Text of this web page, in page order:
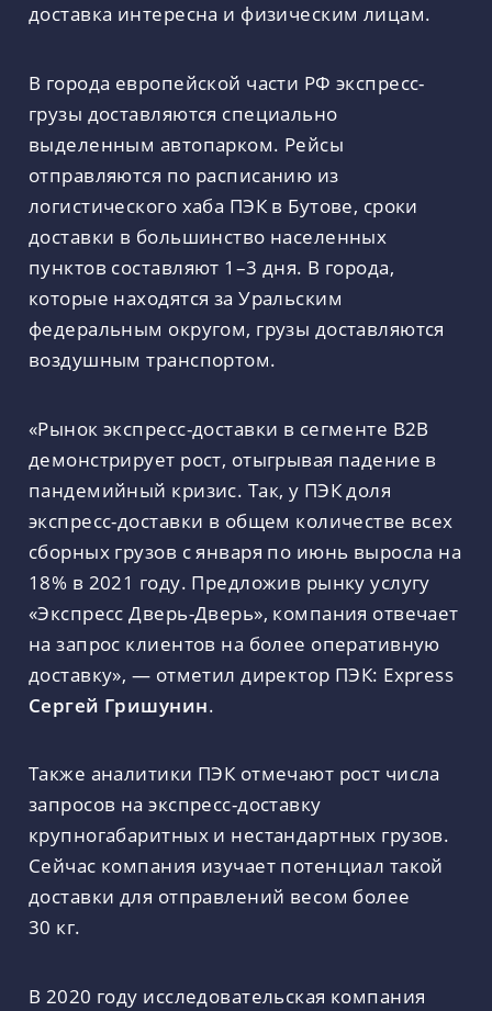
доставка интересна и физическим лицам.
В города европейской части РФ экспресс-
грузы доставляются специально
выделенным автопарком. Рейсы
отправляются по расписанию из
логистического хаба ПЭК в Бутове, сроки
доставки в большинство населенных
пунктов составляют 1–3 дня. В города,
которые находятся за Уральским
федеральным округом, грузы доставляются
воздушным транспортом.
«Рынок экспресс-доставки в сегменте В2В
демонстрирует рост, отыгрывая падение в
пандемийный кризис. Так, у ПЭК доля
экспресс-доставки в общем количестве всех
сборных грузов с января по июнь выросла на
18% в 2021 году. Предложив рынку услугу
«Экспресс Дверь-Дверь», компания отвечает
на запрос клиентов на более оперативную
доставку», — отметил директор ПЭК: Express
Сергей Гришунин.
Также аналитики ПЭК отмечают рост числа
запросов на экспресс-доставку
крупногабаритных и нестандартных грузов.
Сейчас компания изучает потенциал такой
доставки для отправлений весом более
30 кг.
В 2020 году исследовательская компания